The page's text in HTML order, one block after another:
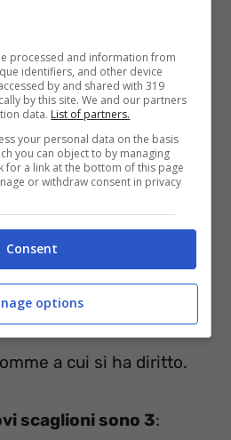
la manovra
sarà in vigore sulle
dal1° gennaio
del Ministero
di rivalutazione è stato
all’attuale
A tale indice, tuttavia, la
scaglioni di
sono inversamente
a cui si ha diritto.
scaglioni sono 3:
processed and information from
identifiers, and other device
by and shared with 319
by this site. We and our partners
data. List of partners.
your personal data on the basis
you can object to by managing
for a link at the bottom of this page
or withdraw consent in privacy
Consent
options